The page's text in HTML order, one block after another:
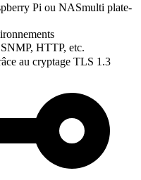
Pi ou NASmulti plate-
HTTP, etc.
au cryptage TLS 1.3